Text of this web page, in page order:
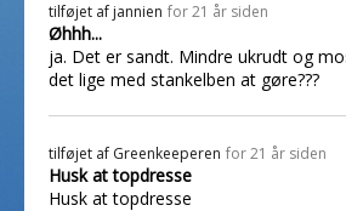
tilføjet af jannien for 21 år siden
Øhhh...
ja. Det er sandt. Mindre ukrudt og
det lige med stankelben at gøre???
tilføjet af Greenkeeperen for 21 år siden
Husk at topdresse
Husk at topdresse